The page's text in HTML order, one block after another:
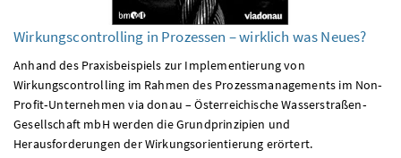
Wirkungscontrolling in Prozessen – wirklich was Neues?
Anhand des Praxisbeispiels zur Implementierung von
Wirkungscontrolling im Rahmen des Prozessmanagements im Non‐
Profit‐Unternehmen via donau – Österreichische Wasserstraßen‐
Gesellschaft mbH werden die Grundprinzipien und
Herausforderungen der Wirkungsorientierung erörtert.